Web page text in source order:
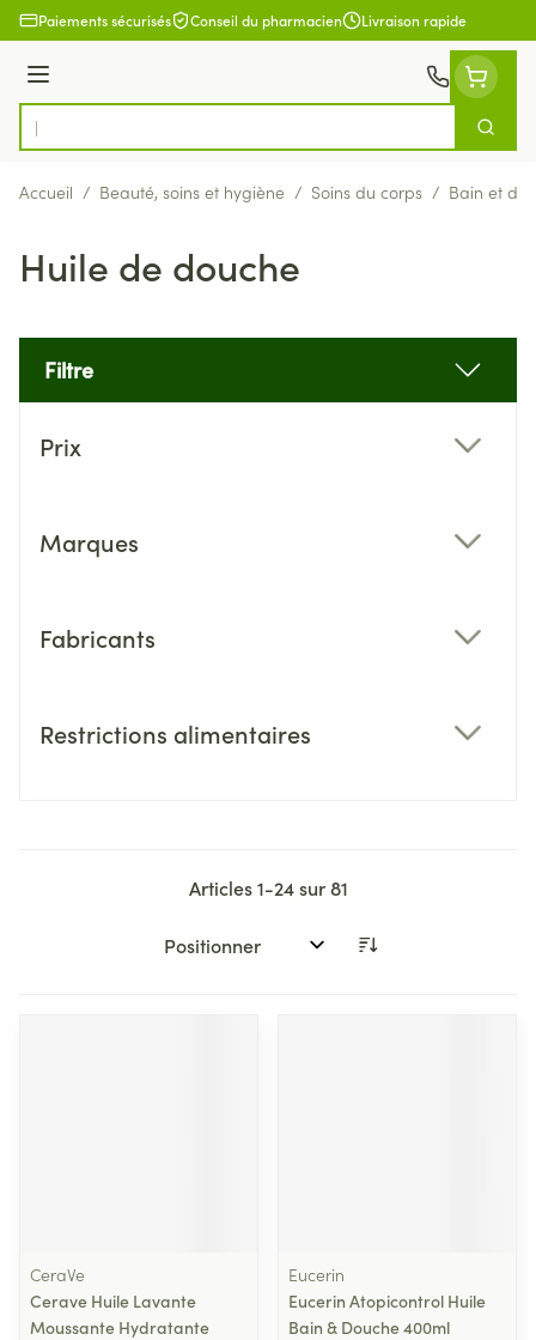
Aller au contenu
Paiements sécurisés Conseil du pharmacien Livraison rapide
Menu
Rechercher
Accueil / Beauté, soins et hygiène / Soins du corps / Bain et
Huile de douche
Filtre
Prix
Marques
Fabricants
Restrictions alimentaires
Articles1-24sur81
Trier par:
CeraVe
Cerave Huile Lavante
Moussante Hydratante
Eucerin
Eucerin Atopicontrol Huile
Bain & Douche 400ml